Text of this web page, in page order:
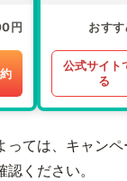
円 おす
公式サイト
る
ては、キャン
ください。